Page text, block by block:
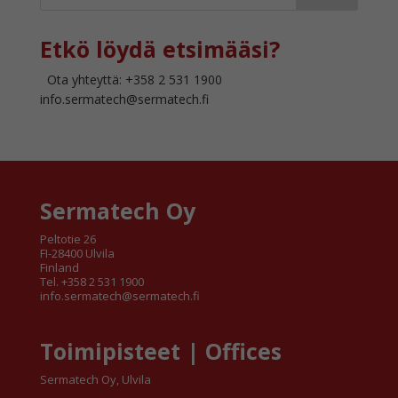
Etkö löydä etsimääsi?
Ota yhteyttä: +358 2 531 1900
info.sermatech@sermatech.fi
Sermatech Oy
Peltotie 26
FI-28400 Ulvila
Finland
Tel. +358 2 531 1900
info.sermatech@sermatech.fi
Toimipisteet | Offices
Sermatech Oy, Ulvila